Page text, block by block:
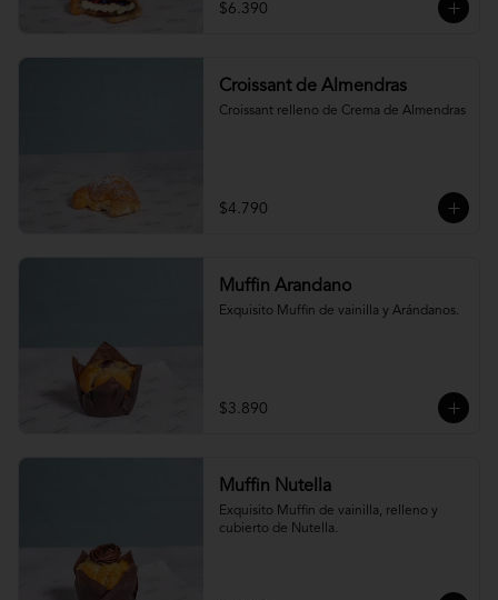
$6.390
Croissant de Almendras
Croissant relleno de Crema de Almendras
$4.790
Muffin Arandano
Exquisito Muffin de vainilla y Arándanos.
$3.890
Muffin Nutella
Exquisito Muffin de vainilla, relleno y
cubierto de Nutella.